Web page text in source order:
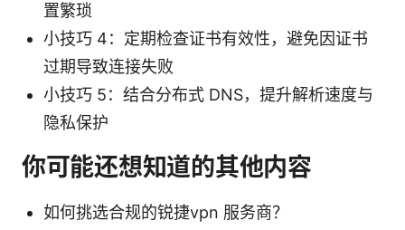
置繁琐
小技巧 4：定期检查证书有效性，避免因证书
过期导致连接失败
小技巧 5：结合分布式 DNS，提升解析速度与
隐私保护
你可能还想知道的其他内容
如何挑选合规的锐捷vpn 服务商？